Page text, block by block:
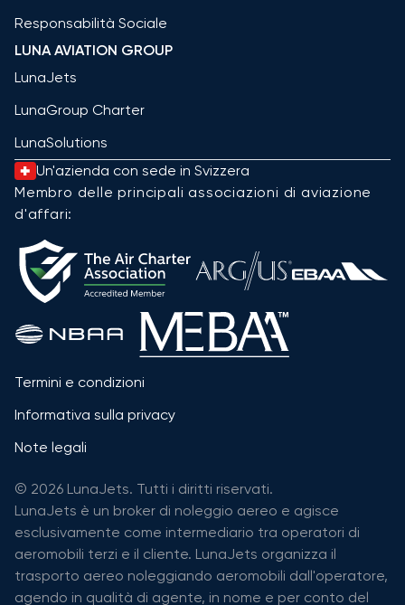
Responsabilità Sociale
LUNA AVIATION GROUP
LunaJets
LunaGroup Charter
LunaSolutions
Un'azienda con sede in Svizzera
Membro delle principali associazioni di aviazione
d'affari:
Termini e condizioni
Informativa sulla privacy
Note legali
© 2026 LunaJets. Tutti i diritti riservati.
LunaJets è un broker di noleggio aereo e agisce
esclusivamente come intermediario tra operatori di
aeromobili terzi e il cliente. LunaJets organizza il
trasporto aereo noleggiando aeromobili dall'operatore,
agendo in qualità di agente, in nome e per conto del